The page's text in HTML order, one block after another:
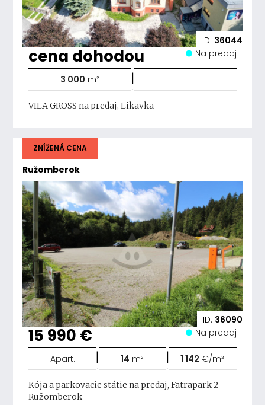
ID: 36044
cena dohodou Na predaj
3 000 m² | -
VILA GROSS na predaj, Likavka
Ružomberok
ZNÍŽENÁ CENA
ID: 36090
15 990 € Na predaj
Apart. | 14 m² | 1 142 €/m²
Kója a parkovacie státie na predaj, Fatrapark 2
Ružomberok